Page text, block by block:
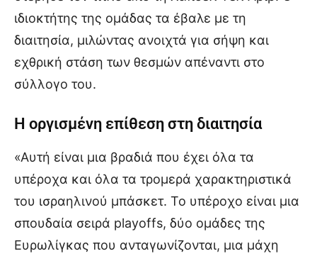
ιδιοκτήτης της ομάδας τα έβαλε με τη
διαιτησία, μιλώντας ανοιχτά για σήψη και
εχθρική στάση των θεσμών απέναντι στο
σύλλογο του.
Η οργισμένη επίθεση στη διαιτησία
«Αυτή είναι μια βραδιά που έχει όλα τα
υπέροχα και όλα τα τρομερά χαρακτηριστικά
του ισραηλινού μπάσκετ. Το υπέροχο είναι μια
σπουδαία σειρά playoffs, δύο ομάδες της
Ευρωλίγκας που ανταγωνίζονται, μια μάχη